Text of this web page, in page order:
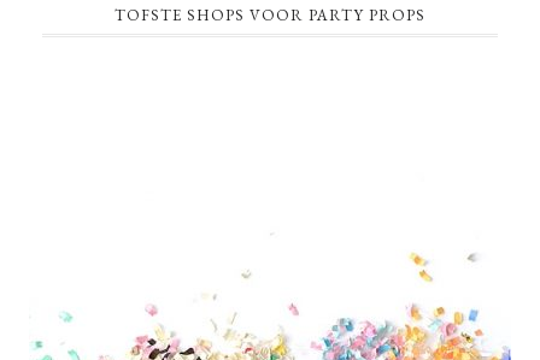
TOFSTE SHOPS VOOR PARTY PROPS